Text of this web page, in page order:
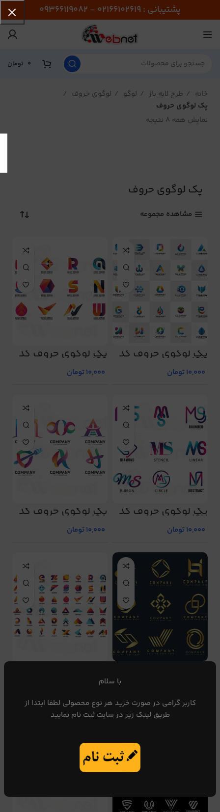
با سلام
کاربر گرامی در صورت خرید هر نوع محصولی لطفا ابتدا از
طریق لینک زیر در سایت ثبت نام نمایید
پشتیبانی : 02166102619 - 09366119082
0 تومان
خانه طرح لایه باز لوگو
لوگوی حروف
پک لوگوی حروف
نمایش همه 8 نتیجه
پک لوگوی حروف
مشاهده مجموعه
پک لوگوی حروف کد
194
10,000تومان
پک لوگوی حروف کد
196
10,000تومان
پک لوگوی حروف کد
197
10,000تومان
پک لوگوی حروف کد
198
10,000تومان
207
10,000